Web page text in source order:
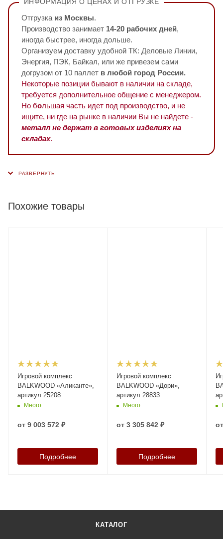
Отгрузка из Москвы.
Производство занимает 14-20 рабочих дней,
иногда быстрее, иногда дольше.
Организуем доставку удобной ТК: Деловые Линии,
Энергия, ПЭК, Байкал, или же привезем сами
догрузом от 10 паллет в любой город России.
Некоторые позиции бывают в наличии на складе,
требуется дополнительное общение с менеджером.
Но большая часть идет под производство, и не
ищите, ни где на рынке в наличии Вы не найдете -
металл не держат в готовых изделиях на
складах.
Похожие товары
Игровой комплекс
BALKWOOD «Аликанте»,
артикул 25208
Много
от 9 003 572 ₽
Подробнее
Игровой комплекс
BALKWOOD «Дори»,
артикул 28833
Много
от 3 305 842 ₽
Подробнее
КАТАЛОГ